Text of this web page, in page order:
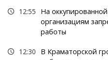
12:55
На
организациям
работы
12:30
В Краматорской